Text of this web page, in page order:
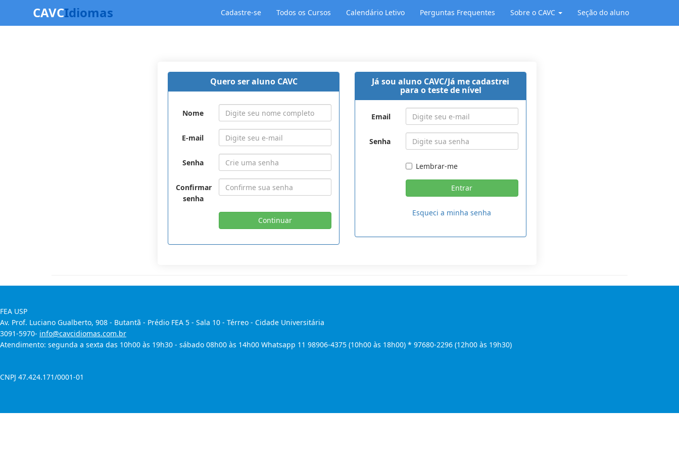
CAVCIdiomas Cadastre-se Todos os Cursos Calendário Letivo Perguntas Frequentes Sobre o CAVC Seção do aluno
Quero ser aluno CAVC
Nome
E-mail
Senha
Confirmar
senha
Já sou aluno CAVC/Já me cadastrei
para o teste de nível
Email
Senha
Lembrar-me
Esqueci a minha senha
FEA USP
Av. Prof. Luciano Gualberto, 908 - Butantã - Prédio FEA 5 - Sala 10 - Térreo - Cidade Universitária
3091-5970- info@cavcidiomas.com.br
Atendimento: segunda a sexta das 10h00 às 19h30 - sábado 08h00 às 14h00 Whatsapp 11 98906-4375 (10h00 às 18h00) * 97680-2296 (12h00 às 19h30)
CNPJ 47.424.171/0001-01